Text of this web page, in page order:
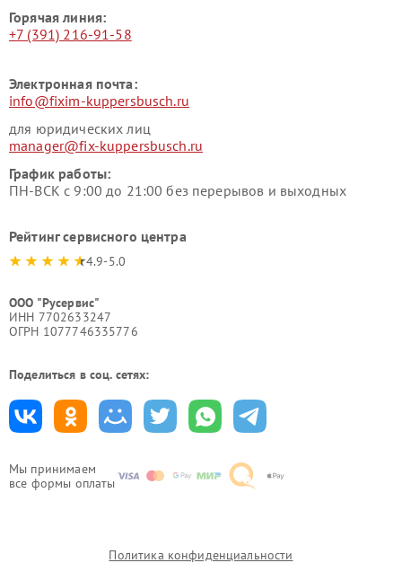
Мы принимаем
все формы оплаты
Горячая линия:
+7 (391) 216-91-58
Электронная почта:
info@fixim-kuppersbusch.ru
для юридических лиц
manager@fix-kuppersbusch.ru
График работы:
ПН-ВСК с 9:00 до 21:00 без перерывов и выходных
Рейтинг сервисного центра
4.9-5.0
ООО "Русервис"
ИНН 7702633247
ОГРН 1077746335776
Поделиться в соц. сетях:
Политика конфиденциальности